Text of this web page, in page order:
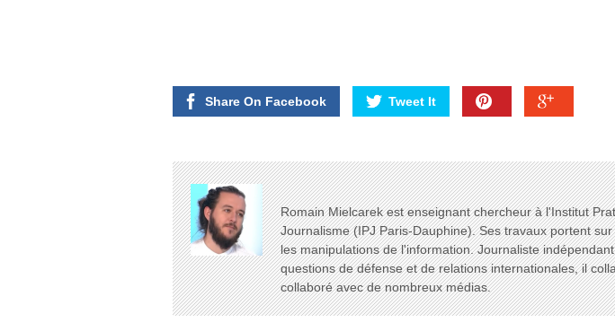
Share On Facebook Tweet It
Romain Mielcarek est enseignant chercheur à l'Institut
Journalisme (IPJ Paris-Dauphine). Ses travaux portent
les manipulations de l'information. Journaliste
questions de défense et de relations internationales, il
collaboré avec de nombreux médias.